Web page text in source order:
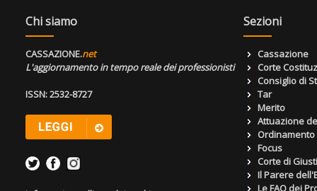
Chi siamo
CASSAZIONE.net
L'aggiornamento in tempo reale dei professionisti
ISSN: 2532-8727
Sezioni
Cassazione
Corte
Consiglio di
Tar
Merito
Attuazione
Focus
Corte di
Il Parere
Le FAQ dei